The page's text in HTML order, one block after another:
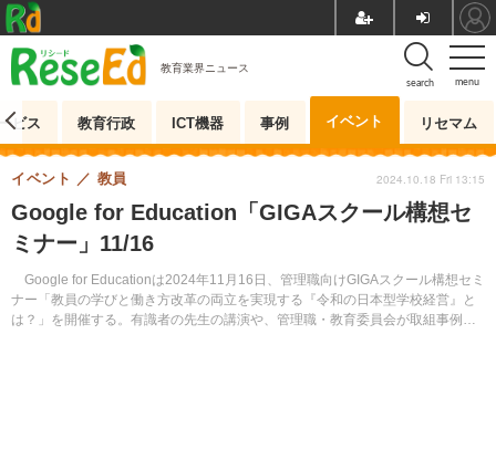
menu
search
教育業界ニュース
ビス 教育行政 ICT機器 事例 イベント リセマム
Google for Education「GIGAスクール構想セ
ミナー」11/16
Google for Educationは2024年11月16日、管理職向けGIGAスクール構想セミ
ナー「教員の学びと働き方改革の両立を実現する『令和の日本型学校経営』と
は？」を開催する。有識者の先生の講演や、管理職・教育委員会が取組事例の
イベント 教員 2024.10.18 Fri 13:15